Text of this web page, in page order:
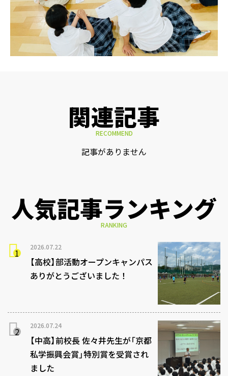
関連記事
RECOMMEND
記事がありません
人気記事ランキング
RANKING
2026.07.22
【高校】部活動オープンキャンパス
ありがとうございました！
2026.07.24
【中高】前校長 佐々井先生が「京都
私学振興会賞」特別賞を受賞され
ました